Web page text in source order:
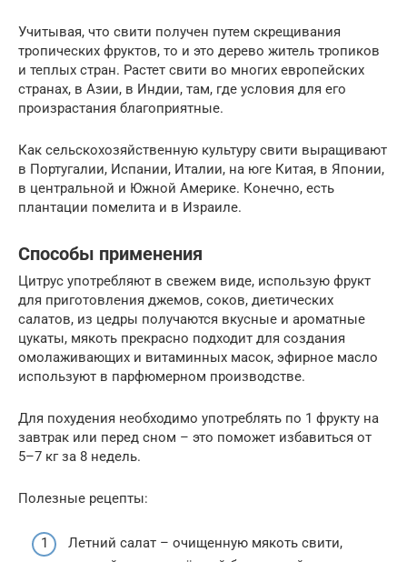
Учитывая, что свити получен путем скрещивания
тропических фруктов, то и это дерево житель тропиков
и теплых стран. Растет свити во многих европейских
странах, в Азии, в Индии, там, где условия для его
произрастания благоприятные.
Как сельскохозяйственную культуру свити выращивают
в Португалии, Испании, Италии, на юге Китая, в Японии,
в центральной и Южной Америке. Конечно, есть
плантации помелита и в Израиле.
Способы применения
Цитрус употребляют в свежем виде, использую фрукт
для приготовления джемов, соков, диетических
салатов, из цедры получаются вкусные и ароматные
цукаты, мякоть прекрасно подходит для создания
омолаживающих и витаминных масок, эфирное масло
используют в парфюмерном производстве.
Для похудения необходимо употреблять по 1 фрукту на
завтрак или перед сном – это поможет избавиться от
5–7 кг за 8 недель.
Полезные рецепты:
Летний салат – очищенную мякоть свити,